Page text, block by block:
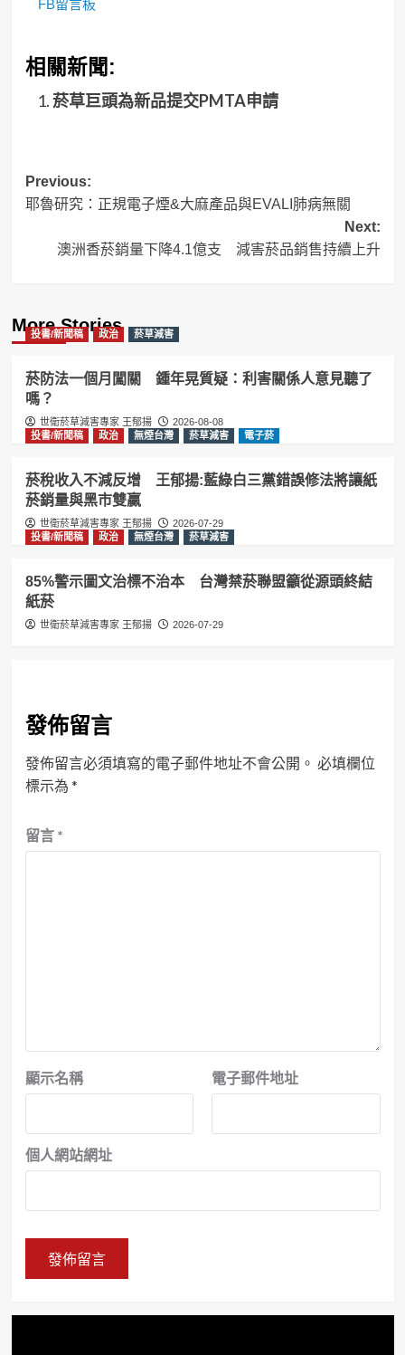
FB留言板
相關新聞:
菸草巨頭為新品提交PMTA申請
Post
navigation
Previous:
耶魯研究：正規電子煙&大麻產品與EVALI肺病無關
Next:
澳洲香菸銷量下降4.1億支 減害菸品銷售持續上升
More Stories
投書/新聞稿 政治 菸草減害
菸防法一個月闖關 鍾年晃質疑：利害關係人意見聽了
嗎？
世衛菸草減害專家 王郁揚
2026-08-08
投書/新聞稿
政治 無煙台灣 菸草減害 電子菸
菸稅收入不減反增 王郁揚:藍綠白三黨錯誤修法將讓紙
菸銷量與黑市雙贏
世衛菸草減害專家 王郁揚
2026-07-29
投書/新聞稿
政治 無煙台灣 菸草減害
85%警示圖文治標不治本 台灣禁菸聯盟籲從源頭終結
紙菸
世衛菸草減害專家 王郁揚 2026-07-29
發佈留言
發佈留言必須填寫的電子郵件地址不會公開。 必填欄位
標示為 *
留言 *
顯示名稱 電子郵件地址
個人網站網址